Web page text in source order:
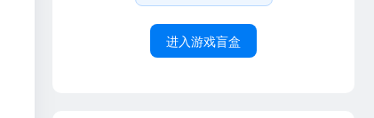
进入游戏盲盒